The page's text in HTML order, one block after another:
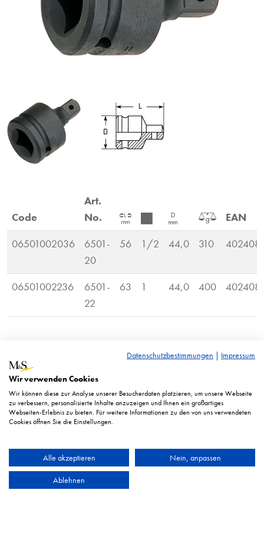
Code
Art.
No.
EAN
06501002036
6501-
20
56 1/2 44,0 310
06501002236
6501-
22
63 1 44,0 400
RRP* = Recommended retail price. Displayed prices in euro
excl. taxes.
Datenschutzbestimmungen | Impressum
Wir verwenden Cookies
Wir können diese zur Analyse unserer Besucherdaten platzieren, um unsere Webseite
zu verbessern, personalisierte Inhalte anzuzeigen und Ihnen ein großartiges
Webseiten-Erlebnis zu bieten. Für weitere Informationen zu den von uns verwendeten
Cookies öffnen Sie die Einstellungen.
Alle akzeptieren Nein, anpassen
Ablehnen